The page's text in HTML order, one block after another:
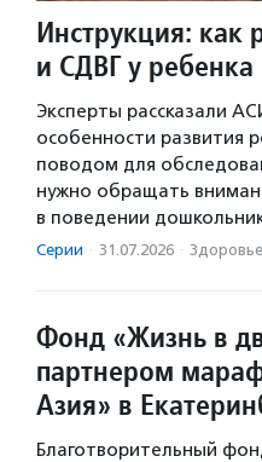
Инструкция: как
и СДВГ у ребенка
Эксперты рассказали
особенности развития
поводом для
нужно обращать
в поведении
Серии · 31.07.2026 · Здоровье
Фонд «Жизнь в
партнером
Азия» в
Благотворительный